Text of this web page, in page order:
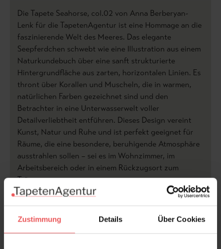
Zustimmung Details Über Cookies
Die Tapete Seahorse, col.02 von Anna Berberyan-
Lenk für die TapetenAgentur ist eine Hommage an die
faszinierende Welt des Meeres. Das elegante
Seepferdchen schwebt wie eine Illustration aus einem
Naturkundebuch über eine sanft strukturierte
Hintergrundfläche aus zarten, horizontalen Linien. Es
thront über Korallen und Muscheln, die in warmen,
natürlichen Farben gezeichnet sind und den
Betrachter in eine Unterwasserwelt voller
Detailverliebtheit entführen. Dieses Design vereint
Kunst, Natur und Ruhe und ist perfekt geeignet für
Räume, die eine besondere, beruhigende Atmosphäre
ausstrahlen sollen – sei es im Wohnzimmer, im
Arbeitsbereich oder in einem Rückzugsort zum
Träumen.
Versand & Zahlung